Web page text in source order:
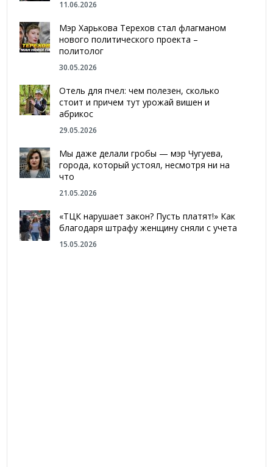
11.06.2026
Мэр Харькова Терехов стал флагманом
нового политического проекта –
политолог
30.05.2026
Отель для пчел: чем полезен, сколько
стоит и причем тут урожай вишен и
абрикос
29.05.2026
Мы даже делали гробы — мэр Чугуева,
города, который устоял, несмотря ни на
что
21.05.2026
«ТЦК нарушает закон? Пусть платят!» Как
благодаря штрафу женщину сняли с учета
15.05.2026